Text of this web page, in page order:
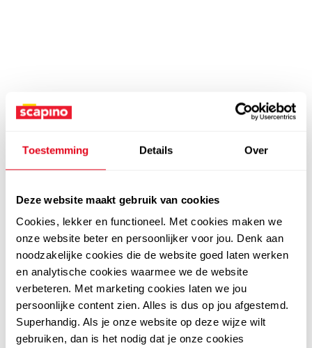
Toestemming Details Over
Deze website maakt gebruik van cookies
Cookies, lekker en functioneel. Met cookies maken we
onze website beter en persoonlijker voor jou. Denk aan
noodzakelijke cookies die de website goed laten werken
en analytische cookies waarmee we de website
verbeteren. Met marketing cookies laten we jou
persoonlijke content zien. Alles is dus op jou afgestemd.
Superhandig. Als je onze website op deze wijze wilt
gebruiken, dan is het nodig dat je onze cookies